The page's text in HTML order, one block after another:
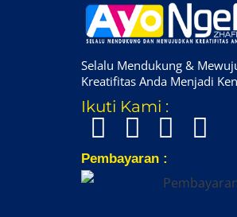
Selalu Mendukung &
Kreatifitas Anda Menjadi
Ikuti Kami :
Pembayaran :